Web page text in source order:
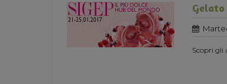
Gelato
Scopri gli